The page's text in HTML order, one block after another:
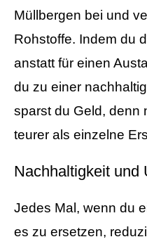
Müllbergen bei und
Rohstoffe. Indem du
anstatt für einen
du zu einer
sparst du Geld, denn
teurer als einzelne
Nachhaltigkeit und
Jedes Mal, wenn du
es zu ersetzen,